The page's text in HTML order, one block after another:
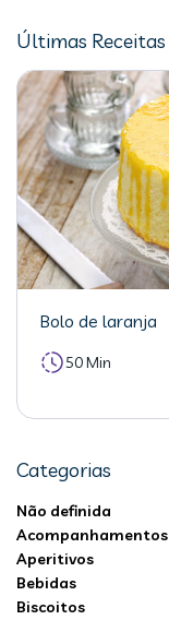
Últimas Receitas
Bolo de laranja
50 Min
Categorias
Não definida
Acompanhamentos
Aperitivos
Bebidas
Biscoitos